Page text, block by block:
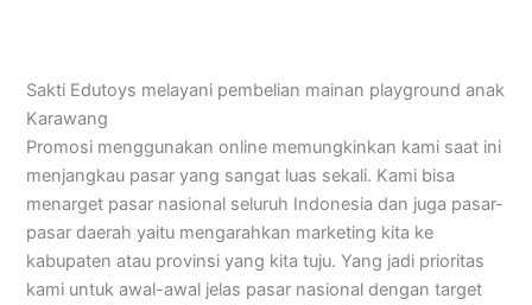
Sakti Edutoys melayani pembelian mainan playground anak
Karawang
Promosi menggunakan online memungkinkan kami saat ini
menjangkau pasar yang sangat luas sekali. Kami bisa
menarget pasar nasional seluruh Indonesia dan juga pasar-
pasar daerah yaitu mengarahkan marketing kita ke
kabupaten atau provinsi yang kita tuju. Yang jadi prioritas
kami untuk awal-awal jelas pasar nasional dengan target